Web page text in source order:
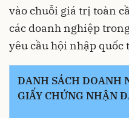
vào chuỗi giá trị toàn
các doanh nghiệp
yêu cầu hội nhập quốc
DANH SÁCH DOANH
GIẤY CHỨNG NHẬN